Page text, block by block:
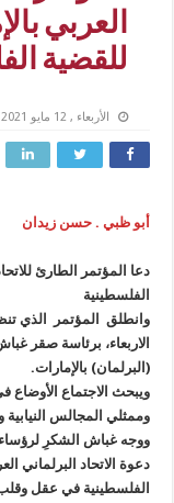
العربي
للقضية
الأربعاء , 12 مايو 2021
أبو ظبي . حسن زيدان
دعا المؤتمر الطارئ
الفلسطينية
وانطلق المؤتمر الذي
الاربعاء، برئاسة صقر
(البرلمان) بالإمارات.
ويبحث الاجتماع
وممثلي المجالس النيابية
ووجه غباش الشكرِ لرؤساء
دعوة الاتحاد البرلماني
الفلسطينية في عقل